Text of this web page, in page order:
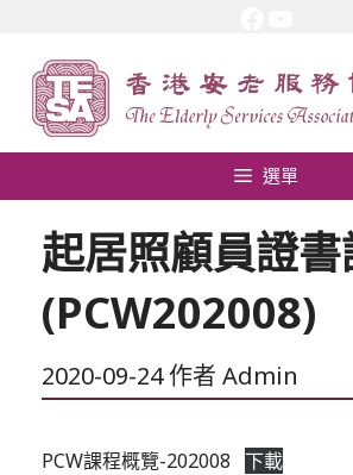
選單
起居照顧員證
(PCW202008)
2020-09-24 作者 Admin
PCW課程概覽-202008 下載